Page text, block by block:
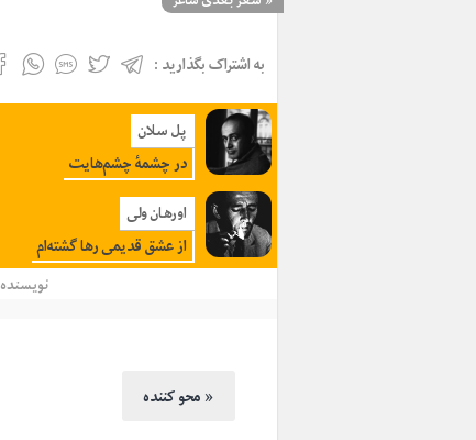
به اشتراک بگذارید :
پل سلان
در چشمۀ چشم‌هایت
اورهان ولی
از عشق قدیمی رها گشته‌ام
نویسنده
محو کننده »